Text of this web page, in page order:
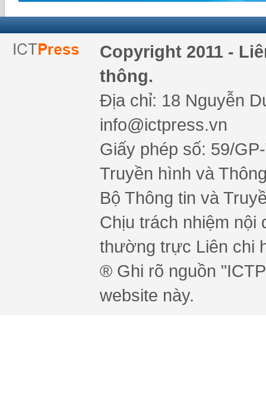
Copyright 2011 -
thông.
Địa chỉ: 18 Nguyễn
info@ictpress.vn
Giấy phép số: 59/
Truyền hình và
Bộ Thông tin và
Chịu trách nhiệm nội
thường trực Liên chi
® Ghi rõ nguồn
website này.